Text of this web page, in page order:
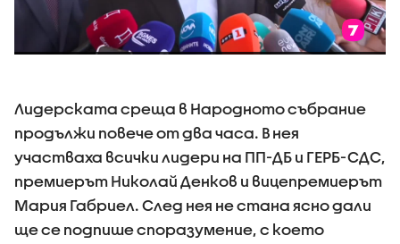
Лидерската среща в Народното събрание
продължи повече от два часа. В нея
участваха всички лидери на ПП-ДБ и ГЕРБ-СДС,
премиерът Николай Денков и вицепремиерът
Мария Габриел. След нея не стана ясно дали
ще се подпише споразумение, с което